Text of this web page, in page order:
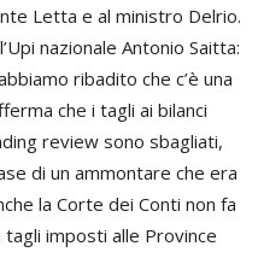
Letta e al ministro Delrio.
nazionale Antonio Saitta:
ribadito che c’è una
che i tagli ai bilanci
review sono sbagliati,
di un ammontare che era
la Corte dei Conti non fa
imposti alle Province